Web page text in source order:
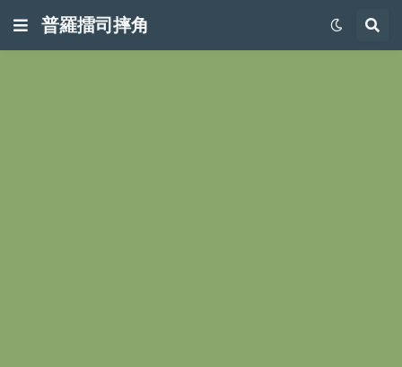
普羅擂司摔角